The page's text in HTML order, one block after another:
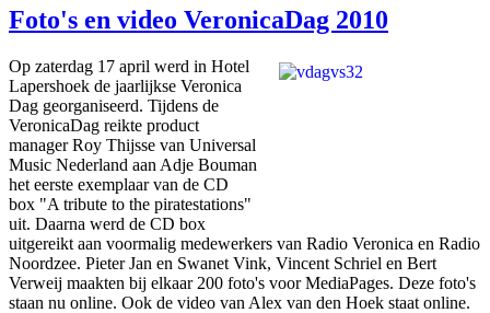
Foto's en video VeronicaDag 2010
Op zaterdag 17 april werd in Hotel
Lapershoek de jaarlijkse Veronica
Dag georganiseerd. Tijdens de
VeronicaDag reikte product
manager Roy Thijsse van Universal
Music Nederland aan Adje Bouman
het eerste exemplaar van de CD
box "A tribute to the piratestations"
uit. Daarna werd de CD box
uitgereikt aan voormalig medewerkers van Radio Veronica en Radio
Noordzee. Pieter Jan en Swanet Vink, Vincent Schriel en Bert
Verweij maakten bij elkaar 200 foto's voor MediaPages. Deze foto's
staan nu online. Ook de video van Alex van den Hoek staat online.